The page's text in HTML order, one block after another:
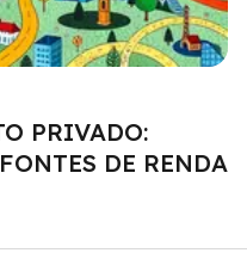
PRIVADO:
DE RENDA